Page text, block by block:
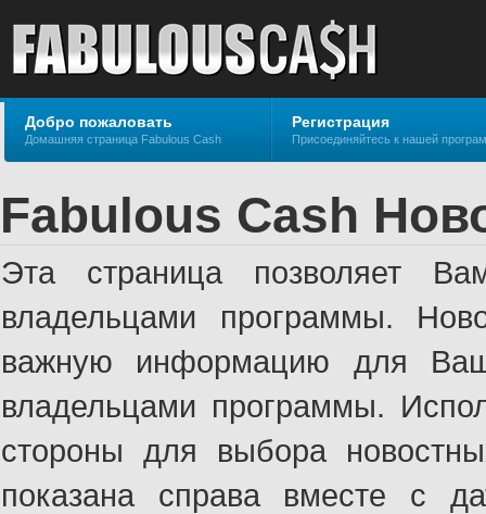
Добро пожаловать
Домашняя страница Fabulous Cash
Регистрация
Присоединяйтесь к нашей
Fabulous Cash
Эта страница позволяет
владельцами программы.
важную информацию для
владельцами программы.
стороны для выбора
показана справа вместе с